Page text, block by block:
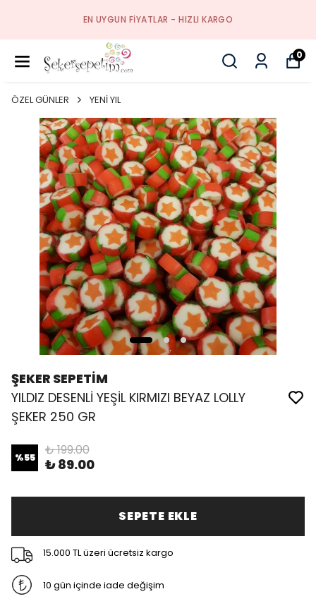
EN UYGUN FIYATLAR - HIZLI KARGO
0
ÖZEL GÜNLER YENİ YIL
ŞEKER SEPETİM
YILDIZ DESENLİ YEŞİL KIRMIZI BEYAZ LOLLY
ŞEKER 250 GR
%55 ₺ 199.00
₺ 89.00
SEPETE EKLE
15.000 TL üzeri ücretsiz kargo
10 gün içinde iade değişim